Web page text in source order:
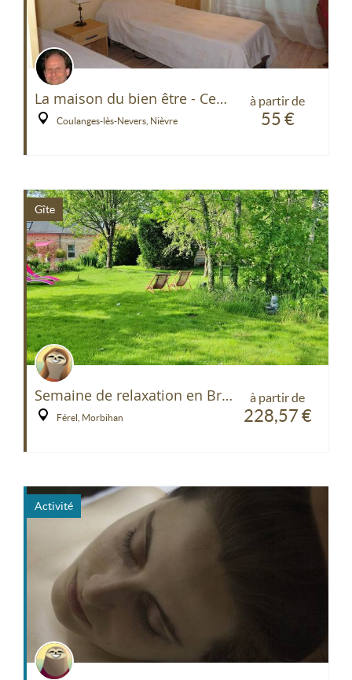
à partir de
55 €
La maison du bien être - Centre de Yoga et Ayurvéda
Coulanges-lès-Nevers, Nièvre
Gîte
à partir de
228,57 €
Semaine de relaxation en Bretagne Sud
Férel, Morbihan
Activité